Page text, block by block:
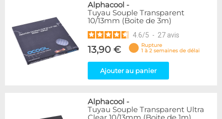
Alphacool -
Tuyau Souple Transparent
10/13mm (Boite de 3m)
4.6/5 - 27 avis
13,90 €
Rupture
1 à 2 semaines de délai
Ajouter au panier
Alphacool -
Tuyau Souple Transparent Ultra